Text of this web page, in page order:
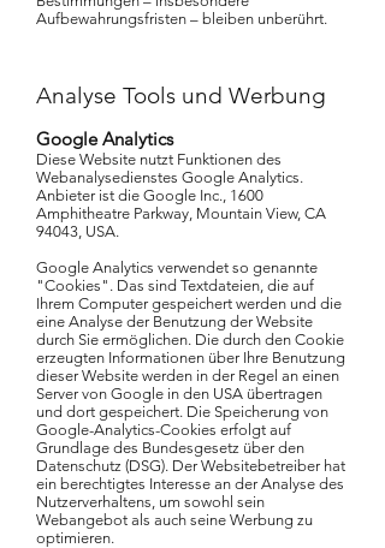
Aufbewahrungsfristen – bleiben unberührt.
Analyse Tools und Werbung
Google Analytics
Diese Website nutzt Funktionen des
Webanalysedienstes Google Analytics.
Anbieter ist die Google Inc., 1600
Amphitheatre Parkway, Mountain View, CA
94043, USA.
Google Analytics verwendet so genannte
"Cookies". Das sind Textdateien, die auf
Ihrem Computer gespeichert werden und die
eine Analyse der Benutzung der Website
durch Sie ermöglichen. Die durch den Cookie
erzeugten Informationen über Ihre Benutzung
dieser Website werden in der Regel an einen
Server von Google in den USA übertragen
und dort gespeichert. Die Speicherung von
Google-Analytics-Cookies erfolgt auf
Grundlage des Bundesgesetz über den
Datenschutz (DSG). Der Websitebetreiber hat
ein berechtigtes Interesse an der Analyse des
Nutzerverhaltens, um sowohl sein
Webangebot als auch seine Werbung zu
optimieren.